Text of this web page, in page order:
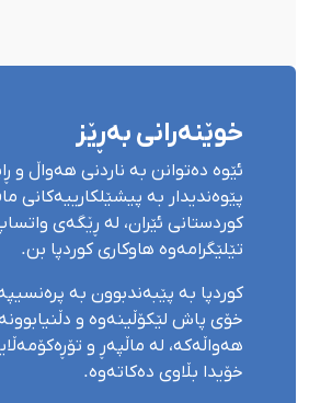
خوێنەرانی بەڕێز
ئێوە دەتوانن بە ناردنی هەواڵ و
پێوەندیدار بە پیشێلکارییەکانی
کوردستانی ئێران، لە ڕێگەی
تێلێگرامەوە هاوکاری کوردپا بن.
کوردپا بە پێبەندبوون بە
خۆی پاش لێکۆڵینەوە و
هەواڵەکە، لە ماڵپەڕ و
خۆیدا بڵاوی دەکاتەوە.